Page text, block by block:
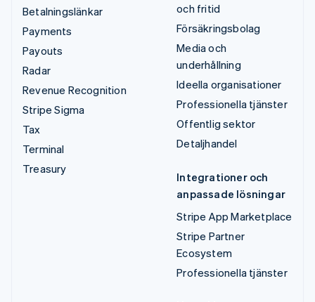
Betalningslänkar
Payments
Payouts
Radar
Revenue Recognition
Stripe Sigma
Tax
Terminal
Treasury
och fritid
Försäkringsbolag
Media och
underhållning
Ideella organisationer
Professionella tjänster
Offentlig sektor
Detaljhandel
Integrationer och
anpassade lösningar
Stripe App Marketplace
Stripe Partner
Ecosystem
Professionella tjänster